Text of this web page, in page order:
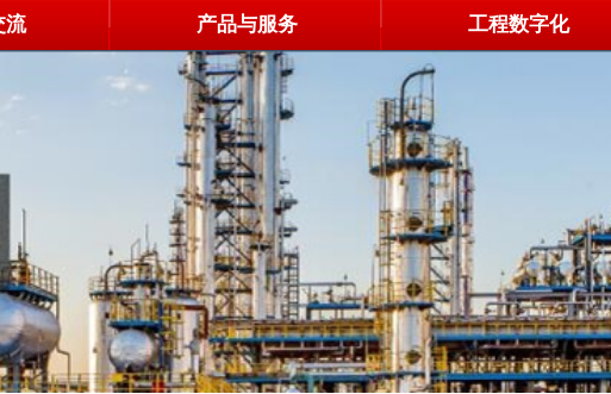
流 产品与服务 工程数字化